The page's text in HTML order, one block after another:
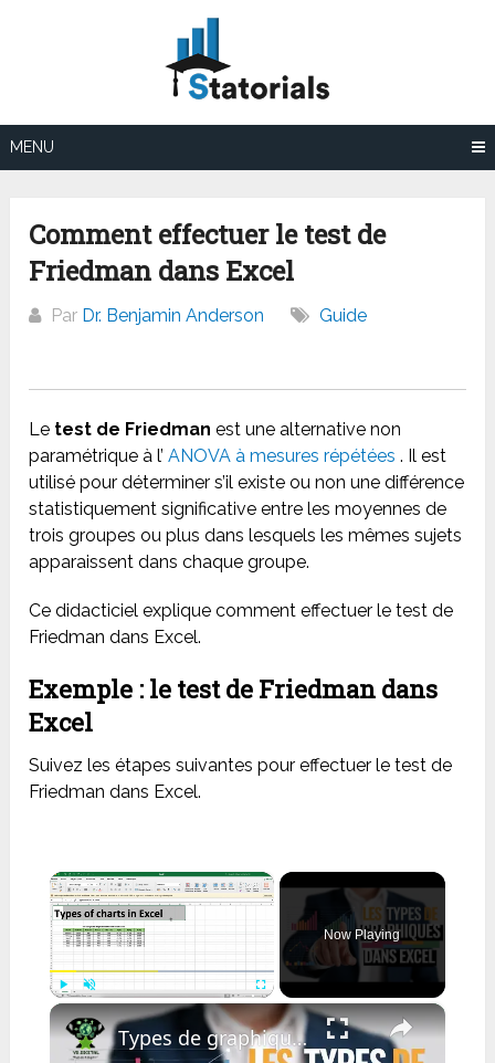
MENU
Comment effectuer le test de
Friedman dans Excel
Par Dr. Benjamin Anderson Guide
Le test de Friedman est une alternative non
paramétrique à l’ANOVA à mesures répétées . Il est
utilisé pour déterminer s’il existe ou non une différence
statistiquement significative entre les moyennes de
trois groupes ou plus dans lesquels les mêmes sujets
apparaissent dans chaque groupe.
Ce didacticiel explique comment effectuer le test de
Friedman dans Excel.
Exemple : le test de Friedman dans
Excel
Suivez les étapes suivantes pour effectuer le test de
Friedman dans Excel.
×
Fullscreen
Now Playing
×
Types de graphiques dans Excel Maîtrisez Excel 365 facilement